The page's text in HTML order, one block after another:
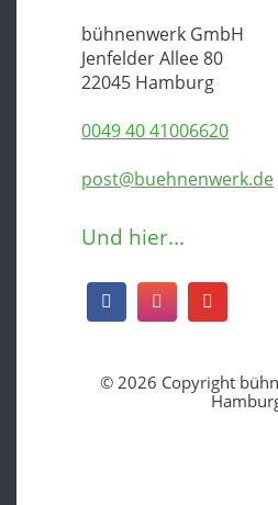
bühnenwerk GmbH
Jenfelder Allee 80
22045 Hamburg
0049 40 41006620
post@buehnenwerk.de
Und hier...
© 2026 Copyright